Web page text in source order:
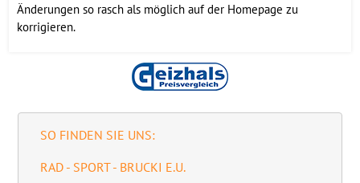
Änderungen so rasch als möglich auf der Homepage zu
korrigieren.
SO FINDEN SIE UNS:
RAD - SPORT - BRUCKI E.U.